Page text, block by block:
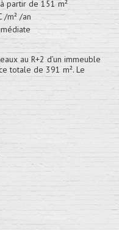
partir de 151 m²
/m² /an
au R+2 d’un immeuble
totale de 391 m². Le